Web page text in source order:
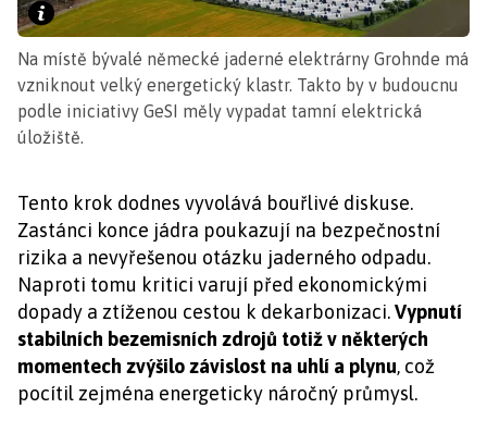
Na místě bývalé německé jaderné elektrárny Grohnde má
vzniknout velký energetický klastr. Takto by v budoucnu
podle iniciativy GeSI měly vypadat tamní elektrická
úložiště.
Tento krok dodnes vyvolává bouřlivé diskuse.
Zastánci konce jádra poukazují na bezpečnostní
rizika a nevyřešenou otázku jaderného odpadu.
Naproti tomu kritici varují před ekonomickými
dopady a ztíženou cestou k dekarbonizaci.Vypnutí
stabilních bezemisních zdrojů totiž v některých
momentech zvýšilo závislost na uhlí a plynu, což
pocítil zejména energeticky náročný průmysl.